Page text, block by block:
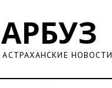
АРБУЗ
НОВОСТИ